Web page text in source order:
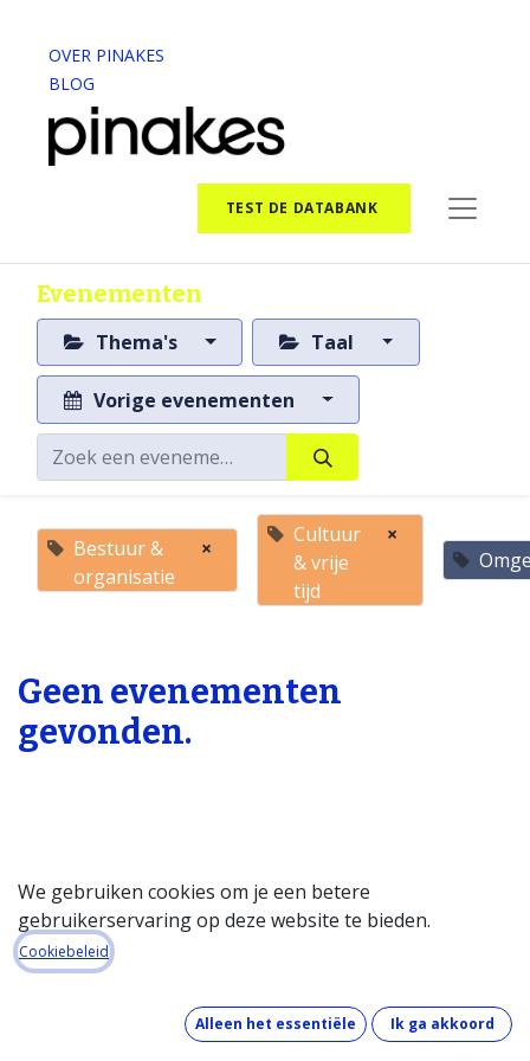
OVER PINAKES
BLOG
TEST DE DATABANK
Evenementen
Thema's Taal
Vorige evenementen
Bestuur &
organisatie
×
Cultuur
& vrije
tijd
×
Geen evenementen
gevonden.
Startpagina
Over de databank
Wat kost de databank?
Hoe werkt de databank?
We gebruiken cookies om je een betere
gebruikerservaring op deze website te bieden.
Cookiebeleid
Alleen het essentiële Ik ga akkoord